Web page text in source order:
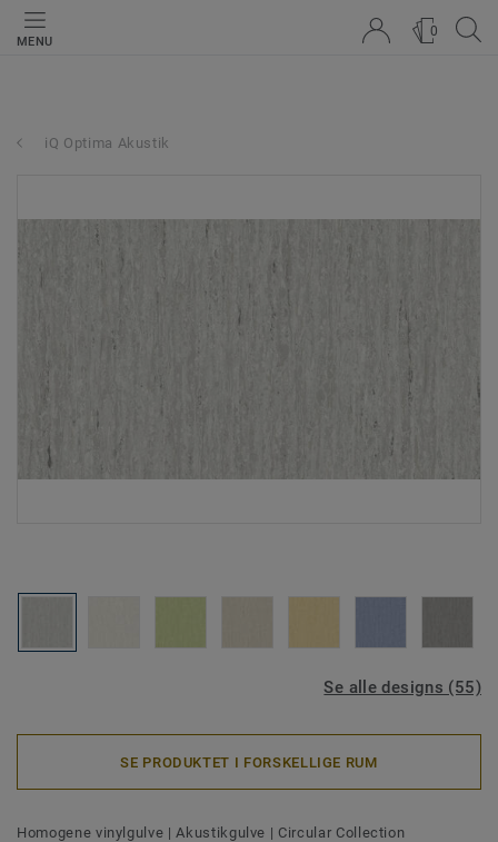
MENU
0
iQ Optima Akustik
Se alle designs (55)
SE PRODUKTET I FORSKELLIGE RUM
Homogene vinylgulve |Akustikgulve | Circular Collection